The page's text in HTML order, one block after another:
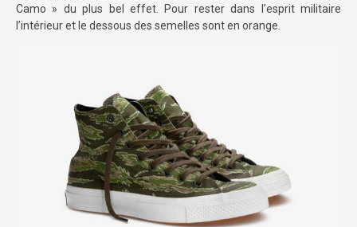
Camo » du plus bel effet. Pour rester dans l’esprit militaire
l’intérieur et le dessous des semelles sont en orange.